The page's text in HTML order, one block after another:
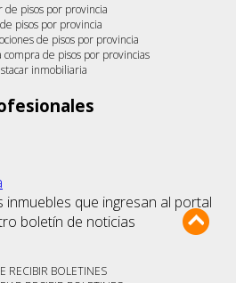
de pisos por provincia
pisos por provincia
de pisos por provincia
de pisos por provincias
inmobiliaria
inmuebles que ingresan al portal
boletín de noticias
RECIBIR BOLETINES